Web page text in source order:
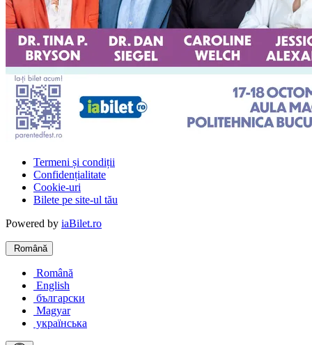
Termeni și condiții
Confidențialitate
Cookie-uri
Bilete pe site-ul tău
Powered by iaBilet.ro
Română
Română
English
български
Magyar
українська